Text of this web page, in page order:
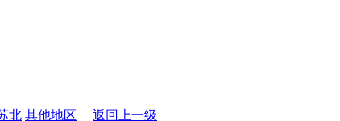
北 其他地区 返回上一级